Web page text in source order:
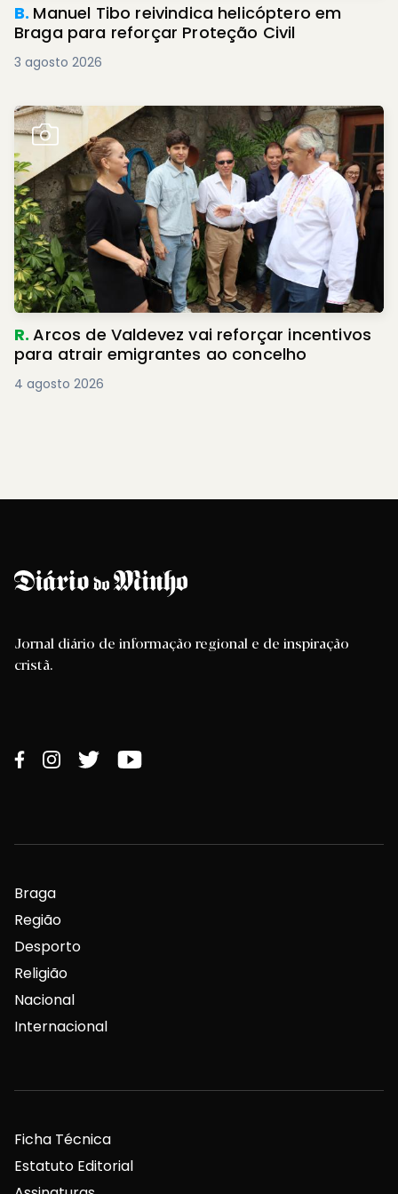
B. Manuel Tibo reivindica helicóptero em
Braga para reforçar Proteção Civil
3 agosto 2026
R.Arcos de Valdevez vai reforçar incentivos
para atrair emigrantes ao concelho
4 agosto 2026
Jornal diário de informação regional e de inspiração
cristã.
Braga
Região
Desporto
Religião
Nacional
Internacional
Ficha Técnica
Estatuto Editorial